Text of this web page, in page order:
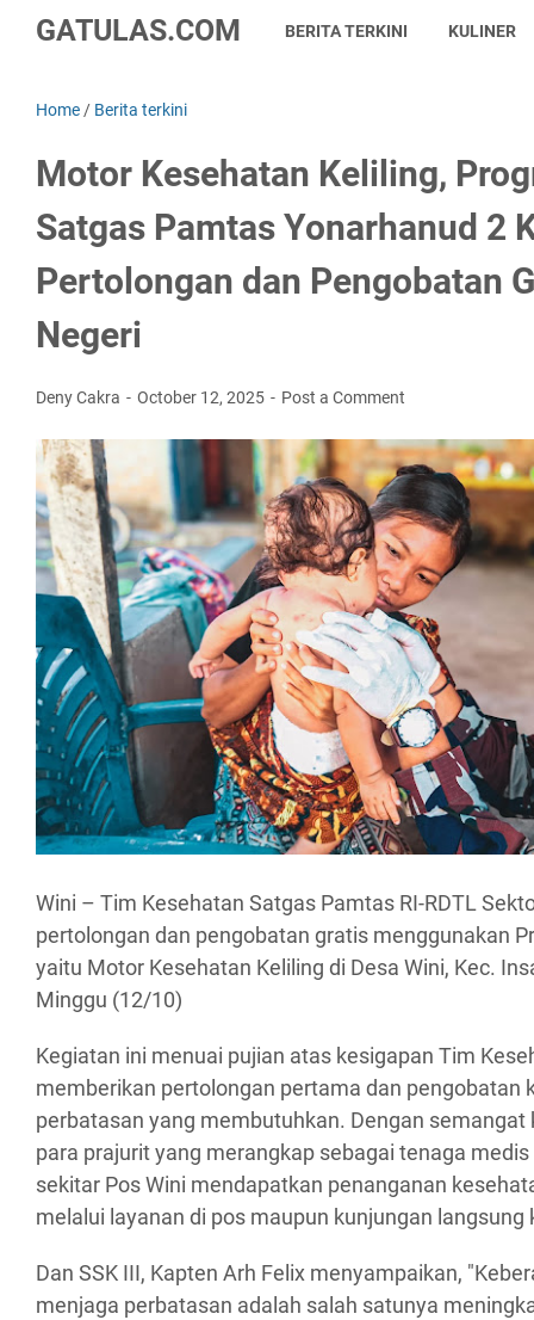
GATULAS.COM BERITA TERKINI KULINER
Home / Berita terkini
Motor Kesehatan Keliling,
Satgas Pamtas Yonarhanud 2
Pertolongan dan Pengobatan
Negeri
Deny Cakra October 12, 2025 Post a Comment
Wini – Tim Kesehatan Satgas Pamtas RI-RDTL
pertolongan dan pengobatan gratis menggunakan
yaitu Motor Kesehatan Keliling di Desa Wini, Kec.
Minggu (12/10)
Kegiatan ini menuai pujian atas kesigapan Tim
memberikan pertolongan pertama dan pengobatan
perbatasan yang membutuhkan. Dengan
para prajurit yang merangkap sebagai tenaga
sekitar Pos Wini mendapatkan penanganan
melalui layanan di pos maupun kunjungan
Dan SSK III, Kapten Arh Felix menyampaikan,
menjaga perbatasan adalah salah satunya